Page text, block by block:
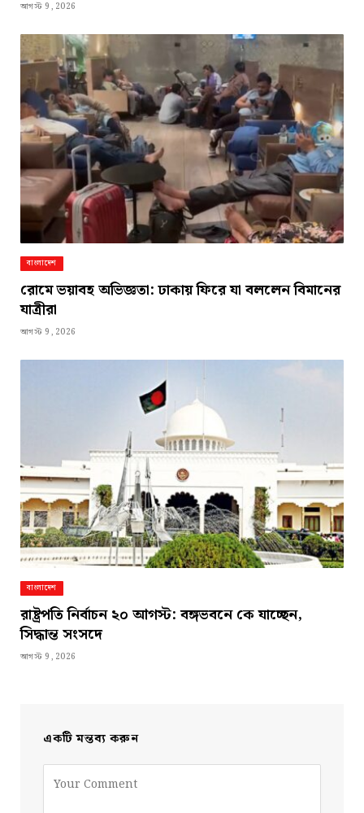
আগস্ট 9, 2026
বাংলাদেশ
রোমে ভয়াবহ অভিজ্ঞতা: ঢাকায় ফিরে যা বললেন বিমানের
যাত্রীরা
আগস্ট 9, 2026
বাংলাদেশ
রাষ্ট্রপতি নির্বাচন ২০ আগস্ট: বঙ্গভবনে কে যাচ্ছেন,
সিদ্ধান্ত সংসদে
আগস্ট 9, 2026
একটি মন্তব্য করুন